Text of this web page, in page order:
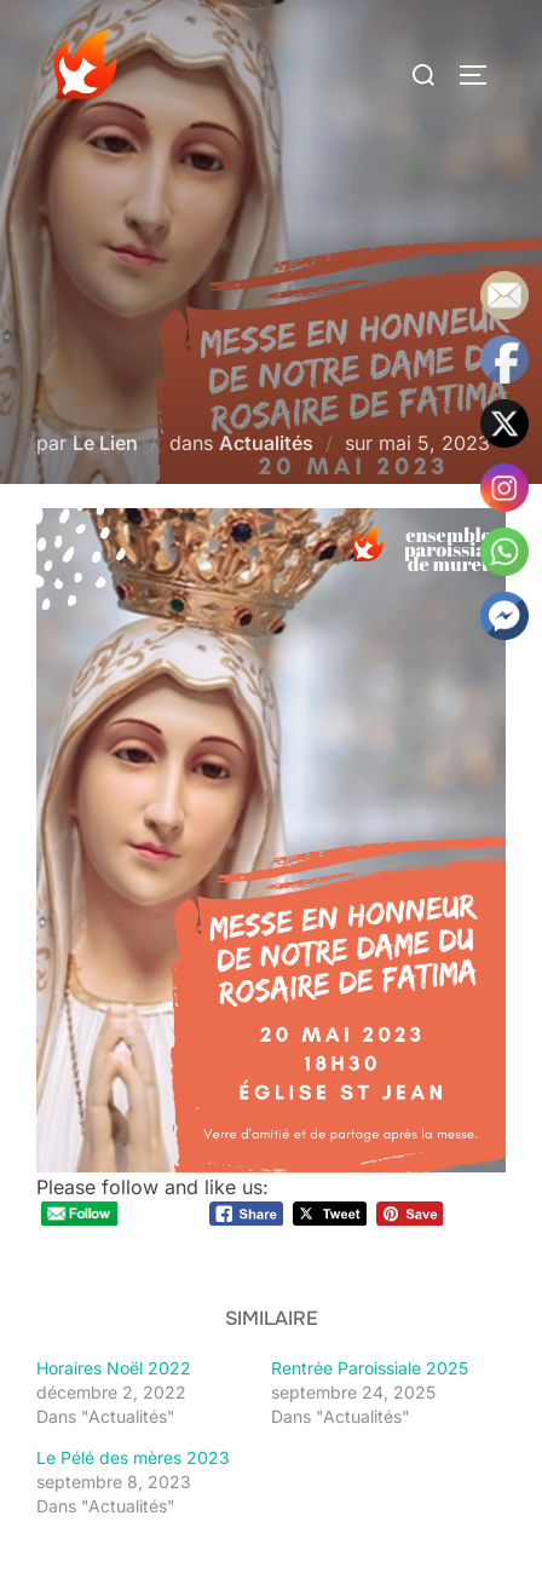
contenu
Rechercher :
parLe Lien dans Actualités sur Publié
le
mai 5, 2023
Please follow and like us:
SIMILAIRE
Horaires Noël 2022
décembre 2, 2022
Dans "Actualités"
Rentrée Paroissiale 2025
septembre 24, 2025
Dans "Actualités"
Le Pélé des mères 2023
septembre 8, 2023
Dans "Actualités"